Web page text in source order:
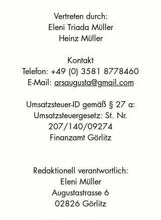
Vertreten durch:
Eleni Triada Müller
Heinz Müller
Kontakt
Telefon: +49 (0) 3581 8778460
E-Mail: arsaugusta@gmail.com
Umsatzsteuer-ID gemäß § 27 a:
Umsatzsteuergesetz: St. Nr.
207/140/09274
Finanzamt Görlitz
Redaktionell verantwortlich:
Eleni Müller
Augustastrasse 6
02826 Görlitz